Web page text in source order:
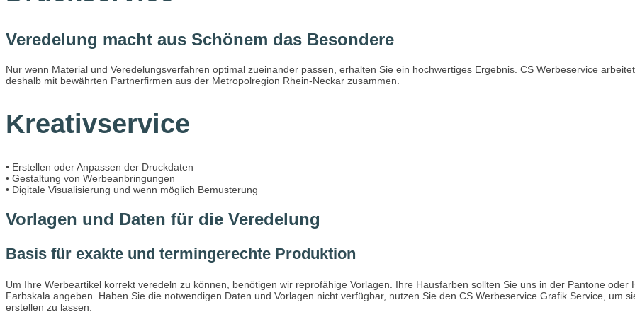
Veredelung macht aus Schönem das Besondere
Nur wenn Material und Veredelungsverfahren optimal zueinander passen, erhalten Sie ein hochwertiges Ergebnis. CS Werbeservice arbeitet
deshalb mit bewährten Partnerfirmen aus der Metropolregion Rhein-Neckar zusammen.
Kreativservice
• Erstellen oder Anpassen der Druckdaten
• Gestaltung von Werbeanbringungen
• Digitale Visualisierung und wenn möglich Bemusterung
Vorlagen und Daten für die Veredelung
Basis für exakte und termingerechte Produktion
Um Ihre Werbeartikel korrekt veredeln zu können, benötigen wir reprofähige Vorlagen. Ihre Hausfarben sollten Sie uns in der Pantone oder
Farbskala angeben. Haben Sie die notwendigen Daten und Vorlagen nicht verfügbar, nutzen Sie den CS Werbeservice Grafik Service, um
erstellen zu lassen.